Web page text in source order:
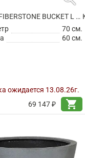
КАШПО FIBERSTONE BUCKET L GREY
70 см.
60 см.
ожидается 13.08.26г.
69 147 ₽
shopping_cart